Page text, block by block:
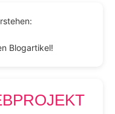
Blogartikel!